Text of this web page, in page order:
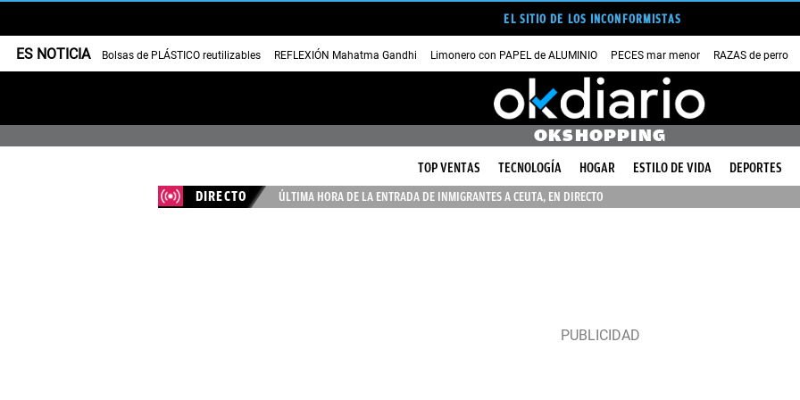
EL SITIO DE LOS INCONFORMISTAS
ES NOTICIA Bolsas de PLÁSTICO reutilizables REFLEXIÓN Mahatma Gandhi Limonero con PAPEL de ALUMINIO PECES mar menor RAZAS de perro
OKSHOPPING
TOP VENTAS TECNOLOGÍA HOGAR ESTILO DE VIDA
DEPORTES
DIRECTO
ÚLTIMA HORA DE LA ENTRADA DE INMIGRANTES A CEUTA, EN DIRECTO